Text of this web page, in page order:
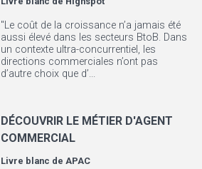
"Le coût de la croissance n’a jamais été
aussi élevé dans les secteurs BtoB. Dans
un contexte ultra-concurrentiel, les
directions commerciales n’ont pas
d’autre choix que d’...
DÉCOUVRIR LE MÉTIER D'AGENT
COMMERCIAL
Livre blanc de APAC